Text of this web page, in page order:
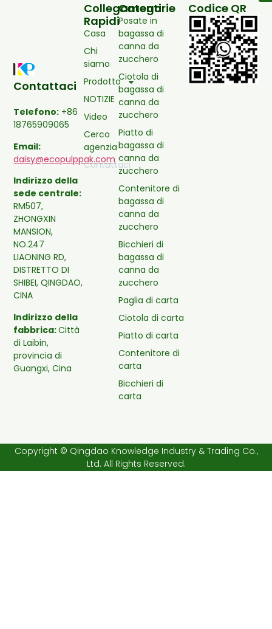
Contattaci
Telefono: +86
18765909065
Email:
daisy@ecopulppak.com
Indirizzo della
sede centrale:
RM507,
ZHONGXIN
MANSION,
NO.247
LIAONING RD,
DISTRETTO DI
SHIBEI, QINGDAO,
CINA
Indirizzo della
fabbrica:Città
di Laibin,
provincia di
Guangxi, Cina
Collegamenti
Rapidi
Casa
Chi
siamo
Prodotto
NOTIZIE
Video
Cerco
agenzia
Contattaci
Categorie
Posate in
bagassa di
canna da
zucchero
Ciotola di
bagassa di
canna da
zucchero
Piatto di
bagassa di
canna da
zucchero
Contenitore di
bagassa di
canna da
zucchero
Bicchieri di
bagassa di
canna da
zucchero
Paglia di carta
Ciotola di carta
Piatto di carta
Contenitore di
carta
Bicchieri di
carta
Codice QR
Copyright © Qingdao Knowledge Industry & Trading Co.,
Ltd. All Rights Reserved.